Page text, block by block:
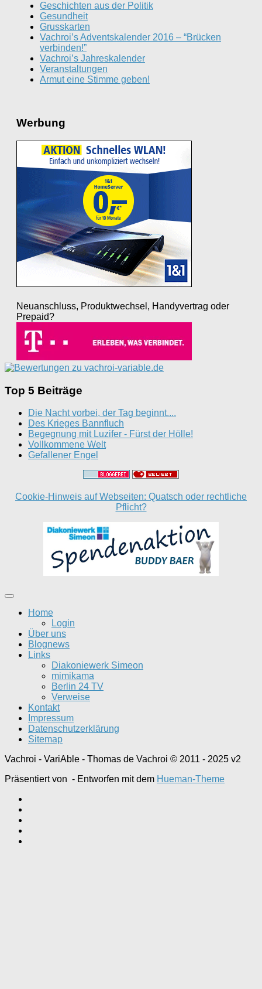
Geschichten aus der Politik
Gesundheit
Grusskarten
Vachroi’s Adventskalender 2016 – “Brücken
verbinden!”
Vachroi’s Jahreskalender
Veranstaltungen
Armut eine Stimme geben!
Werbung
Neuanschluss, Produktwechsel, Handyvertrag oder
Prepaid?
Top 5 Beiträge
Die Nacht vorbei, der Tag beginnt....
Des Krieges Bannfluch
Begegnung mit Luzifer - Fürst der Hölle!
Vollkommene Welt
Gefallener Engel
Cookie-Hinweis auf Webseiten: Quatsch oder rechtliche
Pflicht?
Home
Login
Über uns
Blognews
Links
Diakoniewerk Simeon
mimikama
Berlin 24 TV
Verweise
Kontakt
Impressum
Datenschutzerklärung
Sitemap
Vachroi - VariAble - Thomas de Vachroi © 2011 - 2025 v2
Präsentiert von - Entworfen mit dem Hueman-Theme